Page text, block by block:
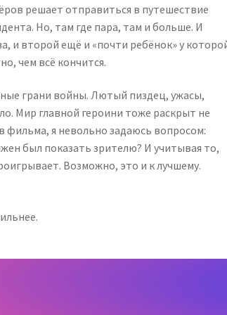
решает отправиться в путешествие
Но, там где пара, там и больше. И
и второй ещё и «почти ребёнок» у
чем всё кончится.
грани войны. Лютый пиздец, ужасы,
Мир главной героини тоже раскрыт не
фильма, я невольно задаюсь вопросом:
был показать зрителю? И учитывая то,
Возможно, это и к лучшему.